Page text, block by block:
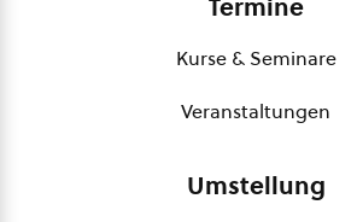
Termine
Kurse & Seminare
Veranstaltungen
Umstellung